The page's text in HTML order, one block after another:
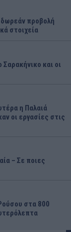
προβολή
στοιχεία
και οι
η Παλαιά
οι εργασίες στις
– Σε ποιες
στα 800